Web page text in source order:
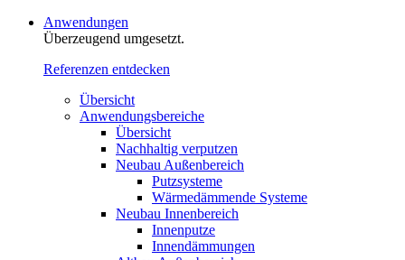
Anwendungen
Überzeugend umgesetzt.
Referenzen entdecken
Übersicht
Anwendungsbereiche
Übersicht
Nachhaltig verputzen
Neubau Außenbereich
Putzsysteme
Wärmedämmende Systeme
Neubau Innenbereich
Innenputze
Innendämmungen